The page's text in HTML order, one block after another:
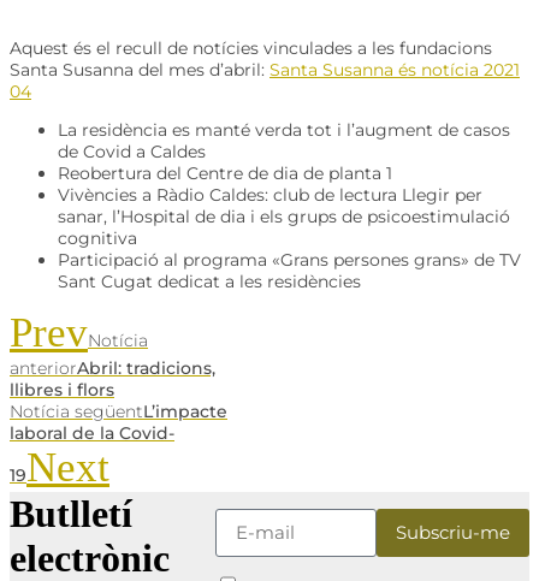
Aquest és el recull de notícies vinculades a les fundacions
Santa Susanna del mes d’abril: Santa Susanna és notícia 2021
04
La residència es manté verda tot i l’augment de casos
de Covid a Caldes
Reobertura del Centre de dia de planta 1
Vivències a Ràdio Caldes: club de lectura Llegir per
sanar, l’Hospital de dia i els grups de psicoestimulació
cognitiva
Participació al programa «Grans persones grans» de TV
Sant Cugat dedicat a les residències
PrevNotícia
anteriorAbril: tradicions,
llibres i flors
Notícia següentL’impacte
laboral de la Covid-
19Next
Butlletí
electrònic